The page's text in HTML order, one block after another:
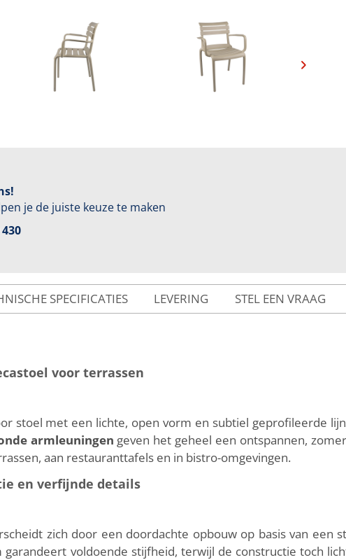
je de juiste keuze te maken
SPECIFICATIES LEVERING STEL EEN VRAAG
voor terrassen
stoel met een lichte, open vorm en subtiel geprofileerde
armleuningen geven het geheel een ontspannen,
aan restauranttafels en in bistro-omgevingen.
en verfijnde details
zich door een doordachte opbouw op basis van een
voldoende stijfheid, terwijl de constructie toch